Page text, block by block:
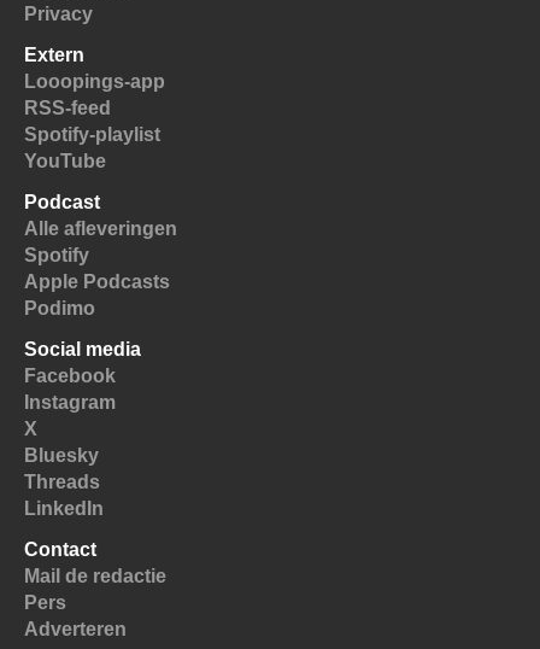
Privacy
Extern
Looopings-app
RSS-feed
Spotify-playlist
YouTube
Podcast
Alle afleveringen
Spotify
Apple Podcasts
Podimo
Social media
Facebook
Instagram
X
Bluesky
Threads
LinkedIn
Contact
Mail de redactie
Pers
Adverteren